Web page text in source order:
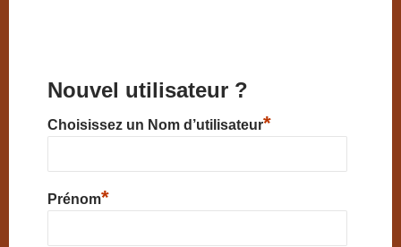
Nouvel utilisateur ?
Choisissez un Nom d’utilisateur*
Prénom*